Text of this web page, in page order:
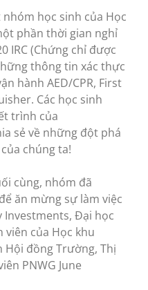
học sinh của Học
phần thời gian nghỉ
IRC (Chứng chỉ được
thông tin xác thực
hành AED/CPR, First
Các học sinh
trình của
sẻ về những đột phá
chúng ta!
cùng, nhóm đã
ăn mừng sự làm việc
Investments, Đại học
viên của Học khu
Hội đồng Trường, Thị
PNWG June